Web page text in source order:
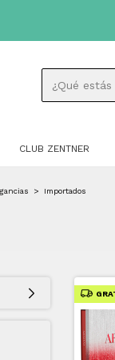
CLUB ZENTNER
> Importados